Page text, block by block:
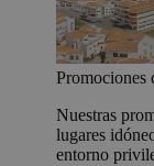
Promociones
Nuestras
lugares
entorno